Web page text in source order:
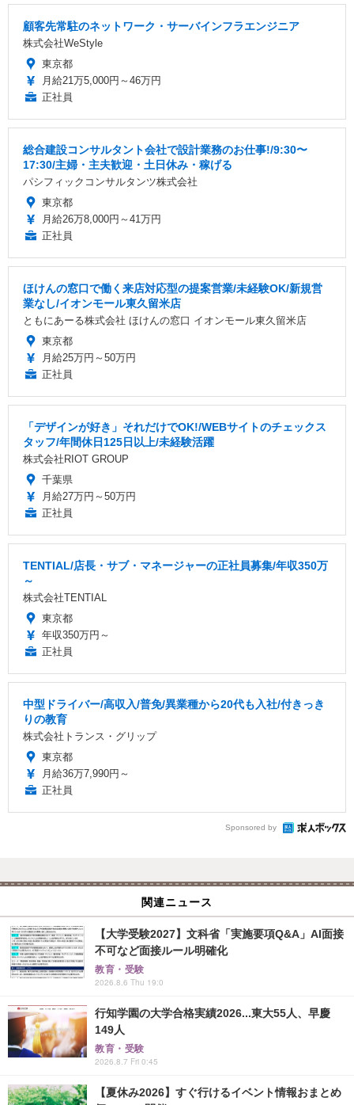
顧客先常駐のネットワーク・サーバインフラエンジニア
株式会社WeStyle
東京都
月給21万5,000円～46万円
正社員
総合建設コンサルタント会社で設計業務のお仕事!/9:30〜
17:30/主婦・主夫歓迎・土日休み・稼げる
パシフィックコンサルタンツ株式会社
東京都
月給26万8,000円～41万円
正社員
ほけんの窓口で働く来店対応型の提案営業/未経験OK/新規営
業なし/イオンモール東久留米店
ともにあーる株式会社 ほけんの窓口 イオンモール東久留米店
東京都
月給25万円～50万円
正社員
「デザインが好き」それだけでOK!/WEBサイトのチェックス
タッフ/年間休日125日以上/未経験活躍
株式会社RIOT GROUP
千葉県
月給27万円～50万円
正社員
TENTIAL/店長・サブ・マネージャーの正社員募集/年収350万
～
株式会社TENTIAL
東京都
年収350万円～
正社員
中型ドライバー/高収入/普免/異業種から20代も入社/付きっき
りの教育
株式会社トランス・グリップ
東京都
月給36万7,990円～
正社員
Sponsored by
関連ニュース
【大学受験2027】文科省「実施要項Q&A」AI面接
不可など面接ルール明確化
教育・受験
2026.8.6 Thu 19:0
行知学園の大学合格実績2026...東大55人、早慶
149人
教育・受験
2026.8.7 Fri 0:45
【夏休み2026】すぐ行けるイベント情報おまとめ